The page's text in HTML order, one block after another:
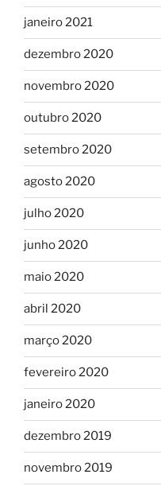
janeiro 2021
dezembro 2020
novembro 2020
outubro 2020
setembro 2020
agosto 2020
julho 2020
junho 2020
maio 2020
abril 2020
março 2020
fevereiro 2020
janeiro 2020
dezembro 2019
novembro 2019